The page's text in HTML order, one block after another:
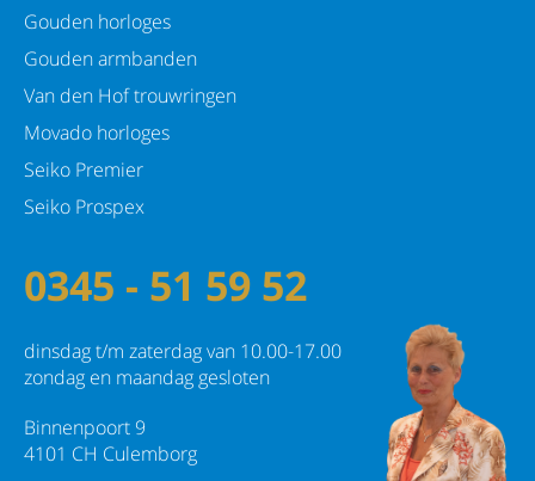
Gouden horloges
Gouden armbanden
Van den Hof trouwringen
Movado horloges
Seiko Premier
Seiko Prospex
0345 - 51 59 52
dinsdag t/m zaterdag van 10.00-17.00
zondag en maandag gesloten
Binnenpoort 9
4101 CH Culemborg